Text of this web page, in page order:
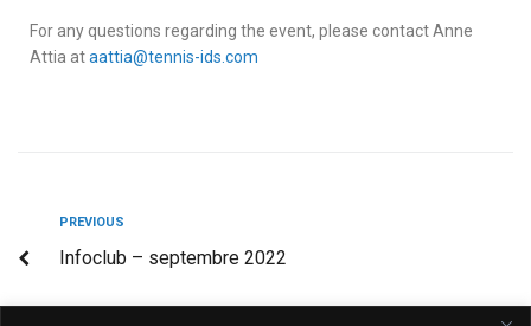
For any questions regarding the event, please contact Anne
Attia ataattia@tennis-ids.com
PREVIOUS
Infoclub – septembre 2022